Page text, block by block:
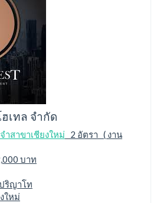
เทล จำกัด
ำสาขาเชียงใหม่ 2 อัตรา ( งาน
บาท
ริญาโท
ใหม่